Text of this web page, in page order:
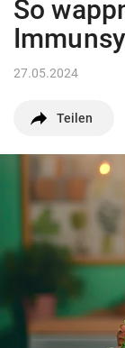
So
27.05.2024
Teilen